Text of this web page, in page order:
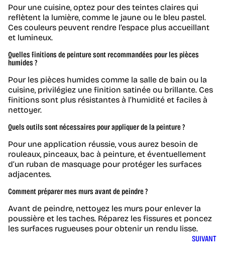
Pour une cuisine, optez pour des teintes claires qui
reflètent la lumière, comme le jaune ou le bleu pastel.
Ces couleurs peuvent rendre l’espace plus accueillant
et lumineux.
Quelles finitions de peinture sont recommandées pour les pièces
humides ?
Pour les pièces humides comme la salle de bain ou la
cuisine, privilégiez une finition satinée ou brillante. Ces
finitions sont plus résistantes à l’humidité et faciles à
nettoyer.
Quels outils sont nécessaires pour appliquer de la peinture ?
Pour une application réussie, vous aurez besoin de
rouleaux, pinceaux, bac à peinture, et éventuellement
d’un ruban de masquage pour protéger les surfaces
adjacentes.
Comment préparer mes murs avant de peindre ?
Avant de peindre, nettoyez les murs pour enlever la
poussière et les taches. Réparez les fissures et poncez
les surfaces rugueuses pour obtenir un rendu lisse.
SUIVANT